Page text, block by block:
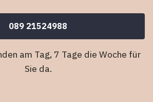
089 21524988
am Tag, 7 Tage die Woche für
Sie da.